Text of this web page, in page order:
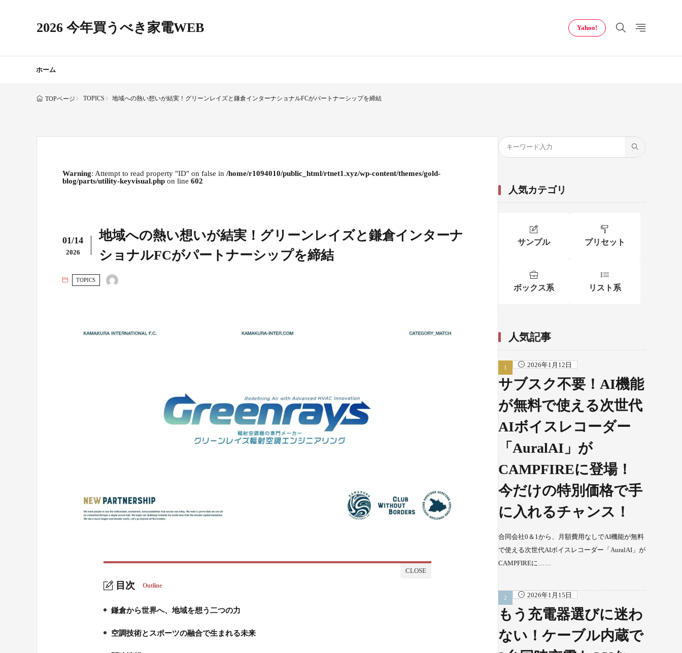
2026 今年買うべき家電WEB Yahoo!
ホーム
TOPページ TOPICS 地域への熱い想いが結実！グリーンレイズと鎌倉インターナショナルFCがパートナーシップを締結
Warning: Attempt to read property "ID" on false in /home/r1094010/public_html/rtnet1.xyz/wp-content/themes/gold-
blog/parts/utility-keyvisual.php on line 602
01/14
2026
地域への熱い想いが結実！グリーンレイズと鎌倉インターナ
ショナルFCがパートナーシップを締結
TOPICS
目次 Outline
1.
鎌倉から世界へ、地域を想う二つの力
2.
空調技術とスポーツの融合で生まれる未来
人気カテゴリ
サンプル プリセット
ボックス系 リスト系
人気記事
2026年1月12日
サブスク不要！AI機能
が無料で使える次世代
AIボイスレコーダー
「AuralAI」が
CAMPFIREに登場！
今だけの特別価格で手
に入れるチャンス！
合同会社0＆1から、月額費用なしでAI機能が無料
で使える次世代AIボイスレコーダー「AuralAI」が
CAMPFIREに……
2026年1月15日
もう充電器選びに迷わ
ない！ケーブル内蔵で